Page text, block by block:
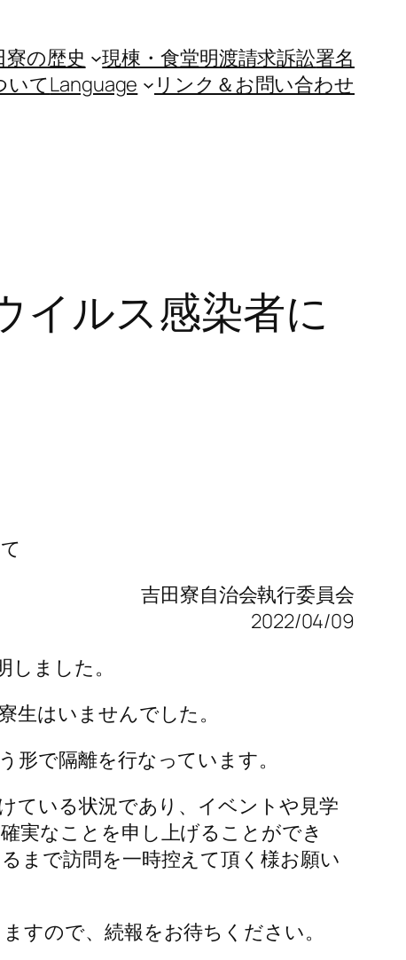
寮の歴史 現棟・食堂明渡請求訴訟署名
いてLanguage リンク＆お問い合わせ
イルス感染者に
吉田寮自治会執行委員会
2022/04/09
ました。
生はいませんでした。
で隔離を行なっています。
ている状況であり、イベントや見学
実なことを申し上げることができ
まで訪問を一時控えて頂く様お願い
すので、続報をお待ちください。